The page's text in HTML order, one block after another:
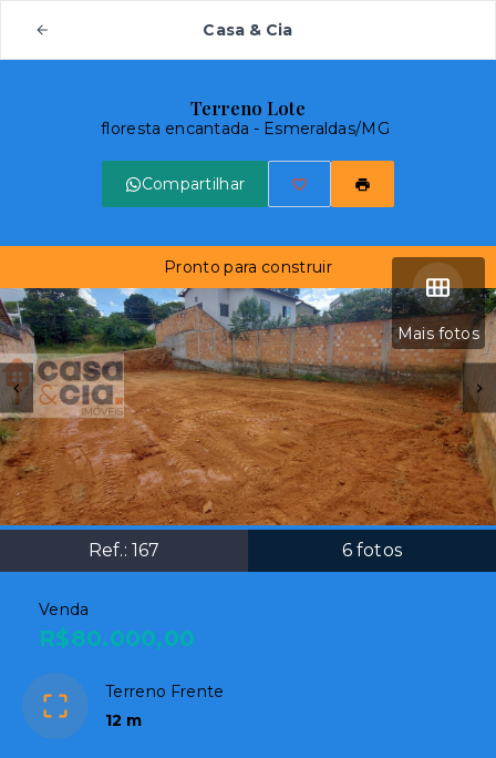
Casa & Cia
Terreno Lote
floresta encantada - Esmeraldas/MG
Compartilhar
Mais fotos
Ref.: 167 6 fotos
Pronto para construir
Venda
R$80.000,00
Terreno Frente
12 m